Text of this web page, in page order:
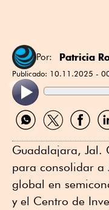
Por: Patricia
Publicado: 10.11.2025 -
Compartir
por
Compartir
por
por
por
Guadalajara, Jal.
para consolidar a
global en
y el Centro de